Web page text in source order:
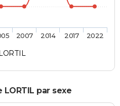
2007 2014 2017 2022
par sexe